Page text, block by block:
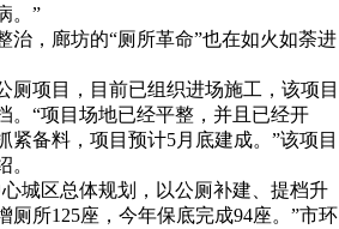
。”
治，廊坊的“厕所革命”也在如火如荼进
厕项目，目前已组织进场施工，该项目
。“项目场地已经平整，并且已经开
紧备料，项目预计5月底建成。”该项目
。
城区总体规划，以公厕补建、提档升
厕所125座，今年保底完成94座。”市环